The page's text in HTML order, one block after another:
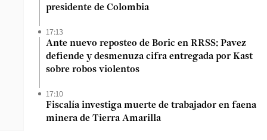
presidente de Colombia
17:13
Ante nuevo reposteo de Boric en RRSS: Pavez
defiende y desmenuza cifra entregada por Kast
sobre robos violentos
17:10
Fiscalía investiga muerte de trabajador en faena
minera de Tierra Amarilla